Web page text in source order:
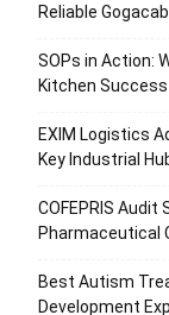
Reliable
SOPs in Action:
Kitchen Success
EXIM Logistics
Key Industrial
COFEPRIS
Pharmaceutical
Best Autism
Development